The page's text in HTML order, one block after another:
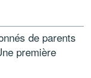
de parents
première